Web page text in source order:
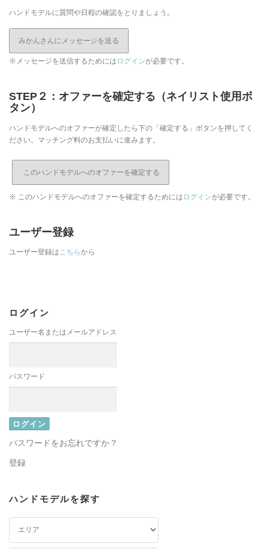
ハンドモデルに質問や日程の確認をとりましょう。
みかんさんにメッセージを送る
※メッセージを送信するためには ログインが必要です。
STEP２：オファーを確定する（ネイリスト使用ボ
タン）
ハンドモデルへのオファーが確定したら下の「確定する」ボタンを押してく
ださい。マッチング料のお支払いに進みます。
※ このハンドモデルへのオファーを確定するためには ログインが必要です。
ユーザー登録
ユーザー登録はこちらから
ログイン
ユーザー名またはメールアドレス
パスワード
パスワードをお忘れですか？
登録
ハンドモデルを探す